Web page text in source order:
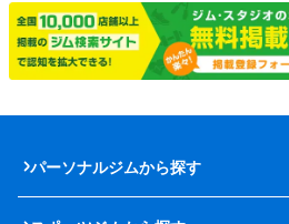
パーソナルジムから探す